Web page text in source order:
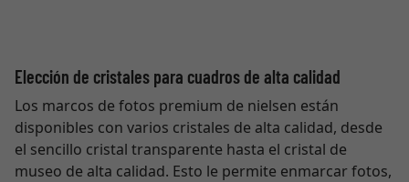
Elección de cristales para cuadros de alta calidad
Los marcos de fotos premium de nielsen están
disponibles con varios cristales de alta calidad, desde
el sencillo cristal transparente hasta el cristal de
museo de alta calidad. Esto le permite enmarcar fotos,